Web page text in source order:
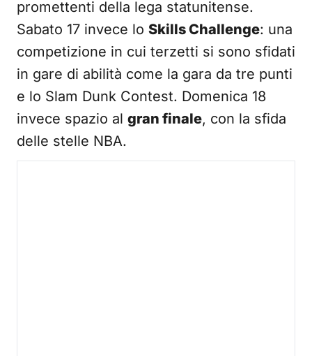
promettenti della lega statunitense.
Sabato 17 invece lo Skills Challenge: una
competizione in cui terzetti si sono sfidati
in gare di abilità come la gara da tre punti
e lo Slam Dunk Contest. Domenica 18
invece spazio al gran finale, con la sfida
delle stelle NBA.